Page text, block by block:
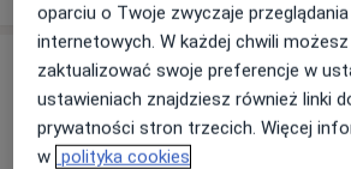
Adresy (2)
Adres 1 Adres 2
oparciu o Twoje zwyczaje
internetowych. W każdej chwili
zaktualizować swoje preferencje w
ustawieniach znajdziesz również linki
prywatności stron trzecich. Więcej
w polityka cookies